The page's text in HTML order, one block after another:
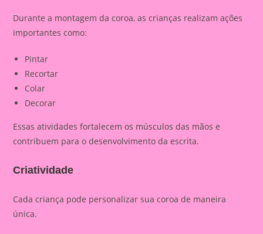
Durante a montagem da coroa, as crianças realizam ações
importantes como:
Pintar
Recortar
Colar
Decorar
Essas atividades fortalecem os músculos das mãos e
contribuem para o desenvolvimento da escrita.
Criatividade
Cada criança pode personalizar sua coroa de maneira
única.